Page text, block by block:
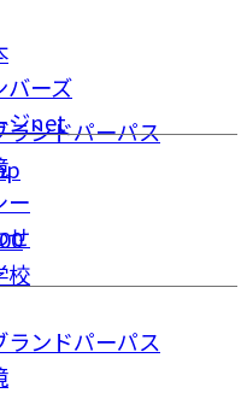
バーズ
ジnet
校
ンドパーパス
ー
せ
ンドパーパス